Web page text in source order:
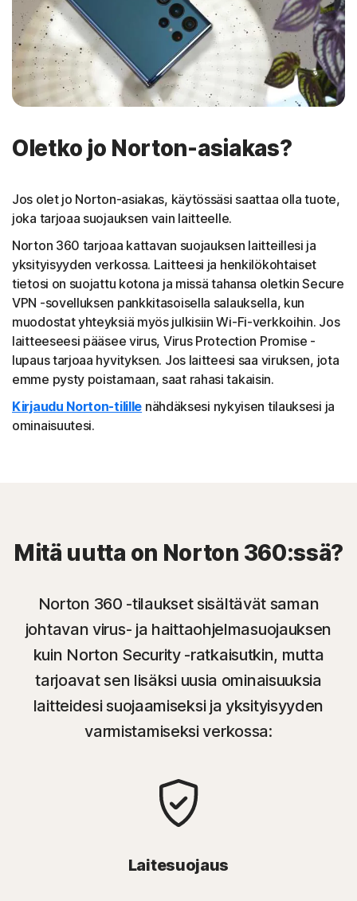
Oletko jo Norton-asiakas?
Jos olet jo Norton-asiakas, käytössäsi saattaa olla tuote,
joka tarjoaa suojauksen vain laitteelle.
Norton 360 tarjoaa kattavan suojauksen laitteillesi ja
yksityisyyden verkossa. Laitteesi ja henkilökohtaiset
tietosi on suojattu kotona ja missä tahansa oletkin Secure
VPN -sovelluksen pankkitasoisella salauksella, kun
muodostat yhteyksiä myös julkisiin Wi-Fi-verkkoihin. Jos
laitteeseesi pääsee virus, Virus Protection Promise -
lupaus tarjoaa hyvityksen. Jos laitteesi saa viruksen, jota
emme pysty poistamaan, saat rahasi takaisin.
Kirjaudu Norton-tilille nähdäksesi nykyisen tilauksesi ja
ominaisuutesi.
Mitä uutta on Norton 360:ssä?
Norton 360 -tilaukset sisältävät saman
johtavan virus- ja haittaohjelmasuojauksen
kuin Norton Security -ratkaisutkin, mutta
tarjoavat sen lisäksi uusia ominaisuuksia
laitteidesi suojaamiseksi ja yksityisyyden
varmistamiseksi verkossa:
Laitesuojaus